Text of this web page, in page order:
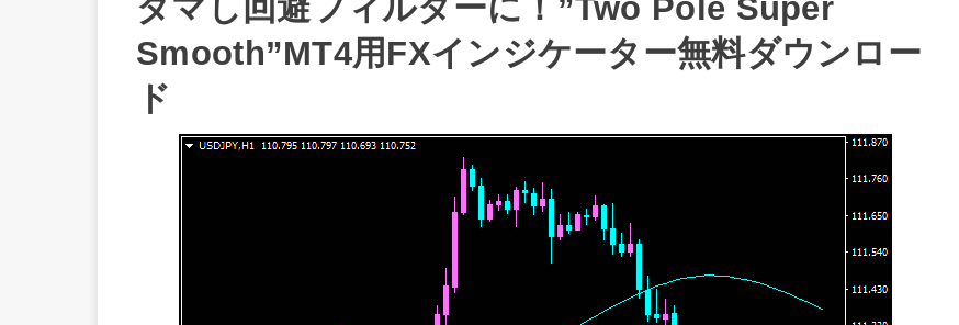
ダマし回避フィルターに！”Two Pole Super
Smooth”MT4用FXインジケーター無料ダウンロー
ド